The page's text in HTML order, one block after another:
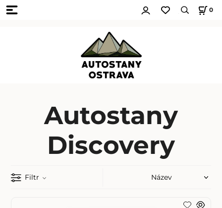
0
Autostany
Discovery
Filtr